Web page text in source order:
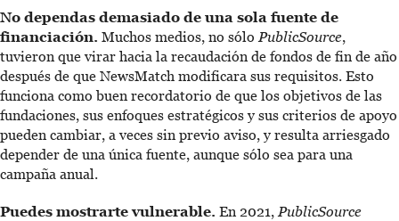
No dependas demasiado de una sola fuente de
financiación. Muchos medios, no sóloPublicSource,
tuvieron que virar hacia la recaudación de fondos de fin de año
después de que NewsMatch modificara sus requisitos. Esto
funciona como buen recordatorio de que los objetivos de las
fundaciones, sus enfoques estratégicos y sus criterios de apoyo
pueden cambiar, a veces sin previo aviso, y resulta arriesgado
depender de una única fuente, aunque sólo sea para una
campaña anual.
Puedes mostrarte vulnerable. En 2021,PublicSource